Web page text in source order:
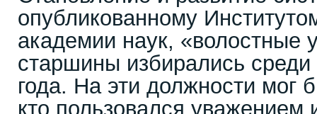
опубликованному
академии наук, «волостные
старшины избирались среди
года. На эти должности мог
кто пользовался